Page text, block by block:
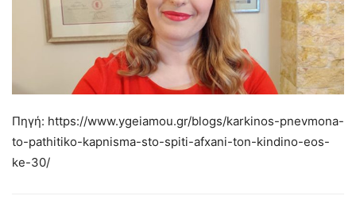
Πηγή: https://www.ygeiamou.gr/blogs/karkinos-pnevmona-
to-pathitiko-kapnisma-sto-spiti-afxani-ton-kindino-eos-
ke-30/